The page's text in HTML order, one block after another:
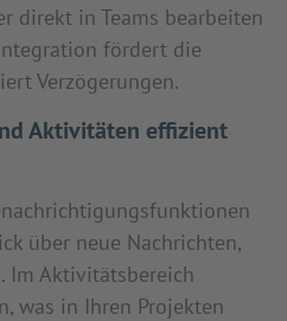
direkt in Teams bearbeiten
fördert die
Verzögerungen.
Aktivitäten effizient
über neue Nachrichten,
Im Aktivitätsbereich
was in Ihren Projekten